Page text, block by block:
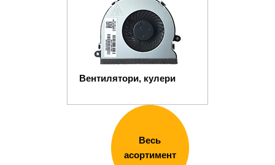
Вентилятори, кулери
Весь
асортимент